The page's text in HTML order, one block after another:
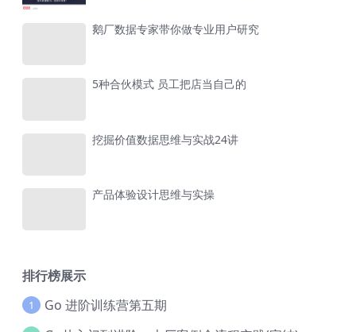
鹅厂数据专家带你做专业用户研究
5种合伙模式 员工把店当自己的
挖掘价值数据思维与实战24讲
产品体验设计思维与实操
排行榜展示
1 Go 进阶训练营第五期